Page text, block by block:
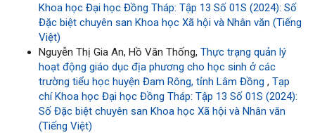
Khoa học Đại học Đồng Tháp: Tập 13 Số 01S (2024): Số
Đặc biệt chuyên san Khoa học Xã hội và Nhân văn (Tiếng
Việt)
Nguyễn Thị Gia An, Hồ Văn Thống, Thực trạng quản lý
hoạt động giáo dục địa phương cho học sinh ở các
trường tiểu học huyện Đam Rông, tỉnh Lâm Đồng , Tạp
chí Khoa học Đại học Đồng Tháp: Tập 13 Số 01S (2024):
Số Đặc biệt chuyên san Khoa học Xã hội và Nhân văn
(Tiếng Việt)